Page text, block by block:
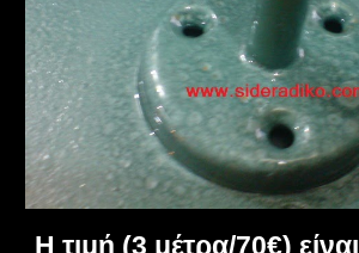
Η τιμή (3 μέτρα/70€) είναι